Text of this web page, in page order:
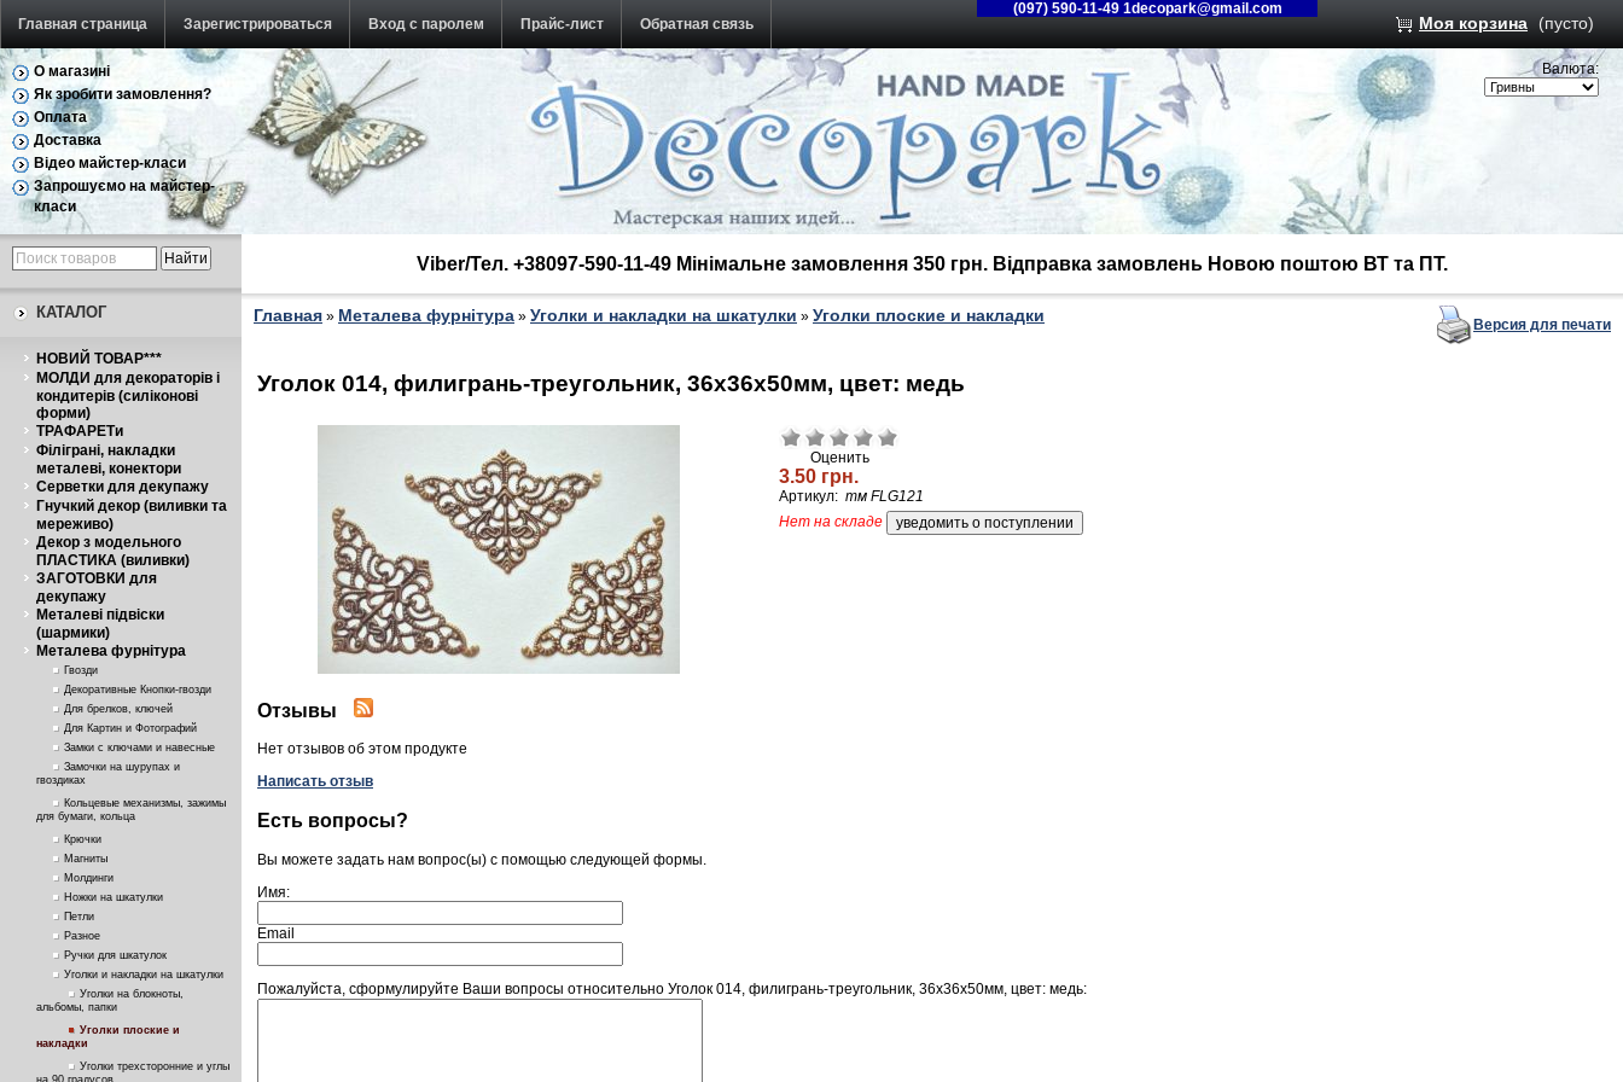
Главная страница Зарегистрироваться Вход с паролем Прайс-лист Обратная связь
(097) 590-11-49 1decopark@gmail.com
Моя корзина (пусто)
О магазині
Як зробити замовлення?
Оплата
Доставка
Відео майстер-класи
Запрошуємо на майстер-
класи
Валюта:
КАТАЛОГ
НОВИЙ ТОВАР***
МОЛДИ для декораторів і
кондитерів (силіконові
форми)
ТРАФАРЕТи
Філіграні, накладки
металеві, конектори
Серветки для декупажу
Гнучкий декор (виливки та
мереживо)
Декор з модельного
ПЛАСТИКА (виливки)
ЗАГОТОВКИ для
декупажу
Металеві підвіски
(шармики)
Металева фурнітура
Гвозди
Декоративные Кнопки-гвозди
Для брелков, ключей
Для Картин и Фотографий
Замки с ключами и навесные
Замочки на шурупах и
гвоздиках
Кольцевые механизмы, зажимы
для бумаги, кольца
Крючки
Магниты
Молдинги
Ножки на шкатулки
Петли
Разное
Ручки для шкатулок
Уголки и накладки на шкатулки
Уголки на блокноты,
альбомы, папки
Уголки плоские и
накладки
Уголки трехсторонние и углы
Viber/Тел. +38097-590-11-49 Мінімальне замовлення 350 грн. Відправка замовлень Новою поштою ВТ та ПТ.
Главная » Металева фурнітура » Уголки и накладки на шкатулки » Уголки плоские и накладки Версия для печати
Уголок 014, филигрань-треугольник, 36х36х50мм, цвет: медь
Оценить
3.50 грн.
Артикул: тм FLG121
Нет на складе
Отзывы
Нет отзывов об этом продукте
Написать отзыв
Есть вопросы?
Вы можете задать нам вопрос(ы) с помощью следующей формы.
Имя:
Email
Пожалуйста, сформулируйте Ваши вопросы относительно Уголок 014, филигрань-треугольник, 36х36х50мм, цвет: медь: